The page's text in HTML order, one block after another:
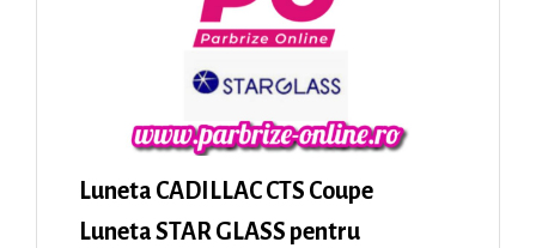
Luneta CADILLAC CTS Coupe
Luneta STAR GLASS pentru